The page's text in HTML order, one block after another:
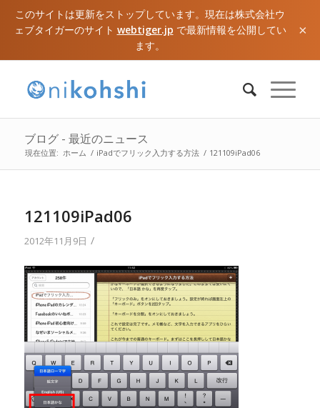
このサイトは更新をストップしています。現在は株式会社ウ
ェブタイガーのサイト webtiger.jp で最新情報を公開してい
ます。
×
ブログ - 最近のニュース
現在位置: ホーム / iPadでフリック入力する方法 / 121109iPad06
121109iPad06
2012年11月9日 /